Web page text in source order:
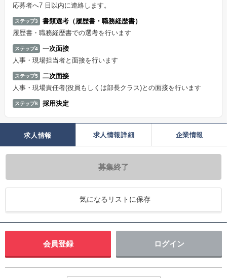
応募者へ7 日以内に連絡します。
ステップ3
書類選考（履歴書・職務経歴書）
履歴書・職務経歴書での選考を行います
ステップ4
一次面接
人事・現場担当者と面接を行います
ステップ5
二次面接
人事・現場責任者(役員もしくは部長クラス)との面接を行います
ステップ6 採用決定
求人情報 求人情報詳細 企業情報
募集終了
気になるリストに保存
会員登録 ログイン